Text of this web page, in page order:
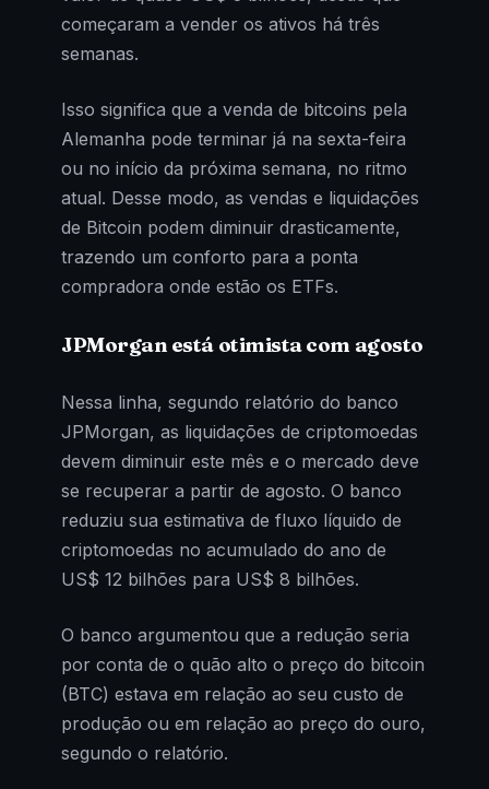
começaram a vender os ativos há três
semanas.
Isso significa que a venda de bitcoins pela
Alemanha pode terminar já na sexta-feira
ou no início da próxima semana, no ritmo
atual. Desse modo, as vendas e liquidações
de Bitcoin podem diminuir drasticamente,
trazendo um conforto para a ponta
compradora onde estão os ETFs.
JPMorgan está otimista com agosto
Nessa linha, segundo relatório do banco
JPMorgan, as liquidações de criptomoedas
devem diminuir este mês e o mercado deve
se recuperar a partir de agosto. O banco
reduziu sua estimativa de fluxo líquido de
criptomoedas no acumulado do ano de
US$ 12 bilhões para US$ 8 bilhões.
O banco argumentou que a redução seria
por conta de o quão alto o preço do bitcoin
(BTC) estava em relação ao seu custo de
produção ou em relação ao preço do ouro,
segundo o relatório.